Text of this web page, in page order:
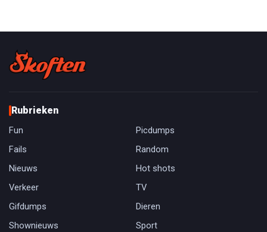
Rubrieken
Fun
Picdumps
Fails
Random
Nieuws
Hot shots
Verkeer
TV
Gifdumps
Dieren
Shownieuws
Sport